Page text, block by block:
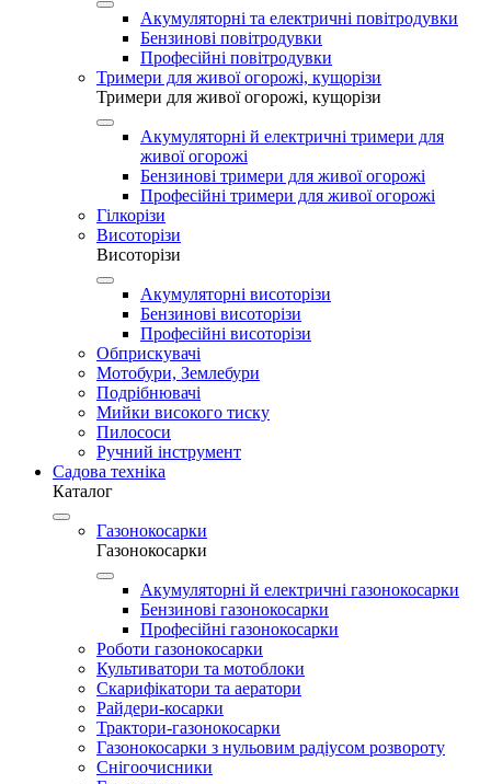
Акумуляторні та електричні повітродувки
Бензинові повітродувки
Професійні повітродувки
Тримери для живої огорожі, кущорізи
Тримери для живої огорожі, кущорізи
Акумуляторні й електричні тримери для
живої огорожі
Бензинові тримери для живої огорожі
Професійні тримери для живої огорожі
Гілкорізи
Висоторізи
Висоторізи
Акумуляторні висоторізи
Бензинові висоторізи
Професійні висоторізи
Обприскувачі
Мотобури, Землебури
Подрібнювачі
Мийки високого тиску
Пилососи
Ручний інструмент
Садова техніка
Каталог
Газонокосарки
Газонокосарки
Акумуляторні й електричні газонокосарки
Бензинові газонокосарки
Професійні газонокосарки
Роботи газонокосарки
Культиватори та мотоблоки
Скарифікатори та аератори
Райдери-косарки
Трактори-газонокосарки
Газонокосарки з нульовим радіусом розвороту
Снігоочисники